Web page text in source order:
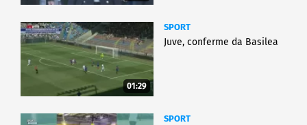
01:29
SPORT
Juve, conferme da Basilea
SPORT